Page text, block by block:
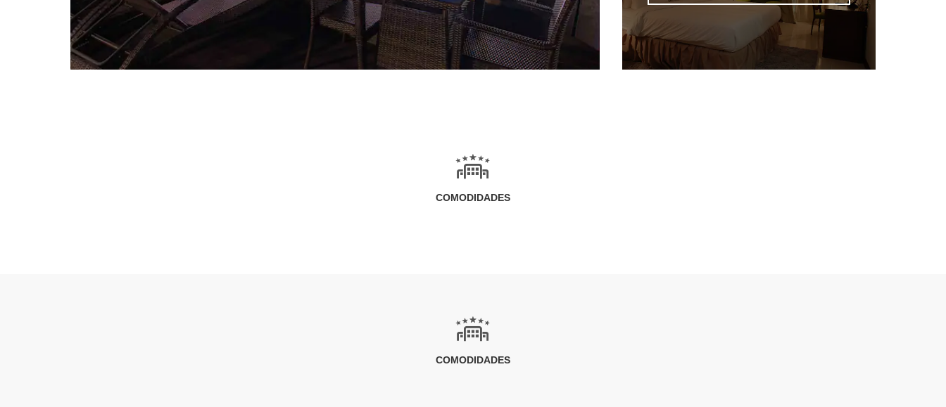
COMODIDADES
COMODIDADES